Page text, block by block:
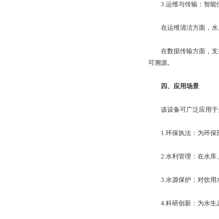
3.运维与传输：智能
在运维清洁方面，水
在数据传输方面，支持
可溯源。
四、应用场景
该设备可广泛应用于
1.环保执法：为环保
2.水利管理：在水库、
3.水源保护：对饮用水
4.科研创新：为水生态